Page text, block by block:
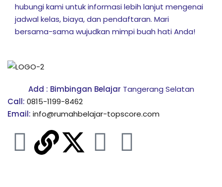
hubungi kami untuk informasi lebih lanjut mengenai
jadwal kelas, biaya, dan pendaftaran. Mari
bersama-sama wujudkan mimpi buah hati Anda!
Add : Bimbingan Belajar Tangerang Selatan
Call: 0815-1199-8462
Email: info@rumahbelajar-topscore.com